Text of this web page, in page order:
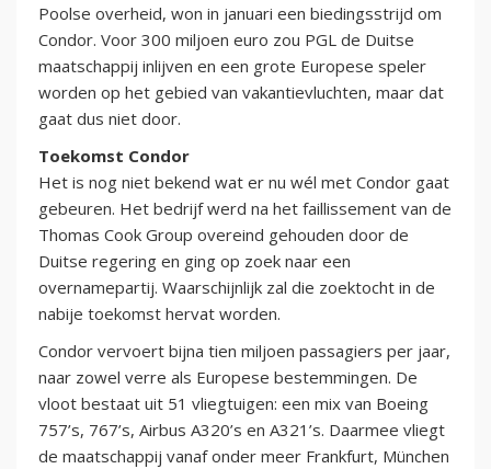
Poolse overheid, won in januari een biedingsstrijd om
Condor. Voor 300 miljoen euro zou PGL de Duitse
maatschappij inlijven en een grote Europese speler
worden op het gebied van vakantievluchten, maar dat
gaat dus niet door.
Toekomst Condor
Het is nog niet bekend wat er nu wél met Condor gaat
gebeuren. Het bedrijf werd na het faillissement van de
Thomas Cook Group overeind gehouden door de
Duitse regering en ging op zoek naar een
overnamepartij. Waarschijnlijk zal die zoektocht in de
nabije toekomst hervat worden.
Condor vervoert bijna tien miljoen passagiers per jaar,
naar zowel verre als Europese bestemmingen. De
vloot bestaat uit 51 vliegtuigen: een mix van Boeing
757’s, 767’s, Airbus A320’s en A321’s. Daarmee vliegt
de maatschappij vanaf onder meer Frankfurt, München